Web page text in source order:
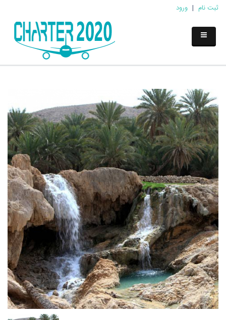
ثبت نام | ورود